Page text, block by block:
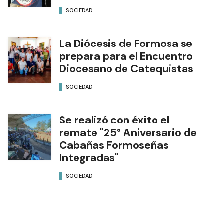
SOCIEDAD
La Diócesis de Formosa se
prepara para el Encuentro
Diocesano de Catequistas
SOCIEDAD
Se realizó con éxito el
remate "25° Aniversario de
Cabañas Formoseñas
Integradas"
SOCIEDAD